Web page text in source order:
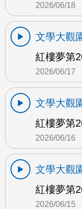
2026/06/18
文學大觀
紅樓夢第
2026/06/17
文學大觀
紅樓夢第
2026/06/16
文學大觀
紅樓夢第
2026/06/15